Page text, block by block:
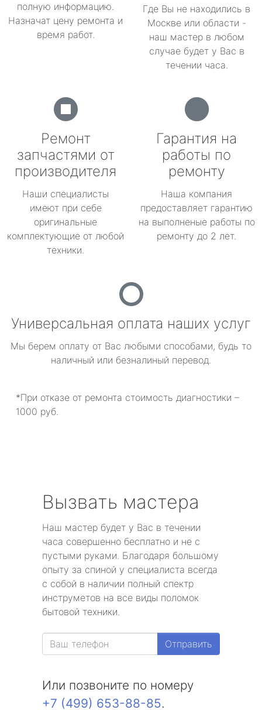
полную информацию.
Назначат цену ремонта и
время работ.
Где Вы не находились в
Москве или области -
наш мастер в любом
случае будет у Вас в
течении часа.
Ремонт
запчастями от
производителя
Наши специалисты
имеют при себе
оригинальные
комплектующие от любой
техники.
Гарантия на
работы по
ремонту
Наша компания
предоставляет гарантию
на выполненые работы по
ремонту до 2 лет.
Универсальная оплата наших услуг
Мы берем оплату от Вас любыми способами, будь то
наличный или безналиный перевод.
*При отказе от ремонта стоимость диагностики –
1000 руб.
Вызвать мастера
Наш мастер будет у Вас в течении
часа совершенно бесплатно и не с
пустыми руками. Благодаря большому
опыту за спиной у специалиста всегда
с собой в наличии полный спектр
инструметов на все виды поломок
бытовой техники.
Отправить
Или позвоните по номеру
+7 (499) 653-88-85.